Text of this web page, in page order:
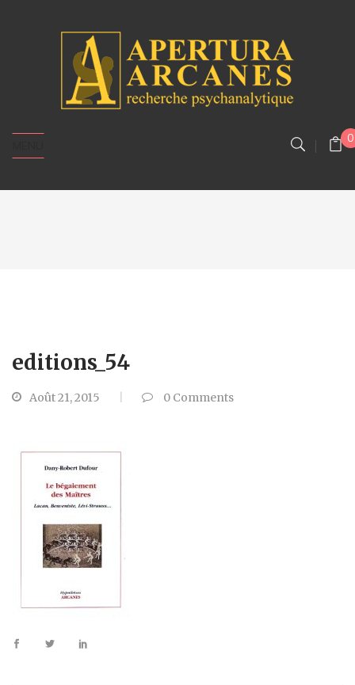
0
editions_54
Août 21, 2015 0 Comments